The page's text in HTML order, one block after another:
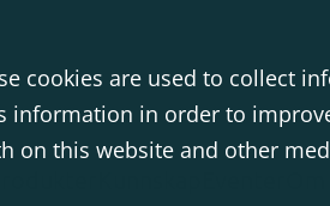
cookies are used to collect
in order to
on this website and other